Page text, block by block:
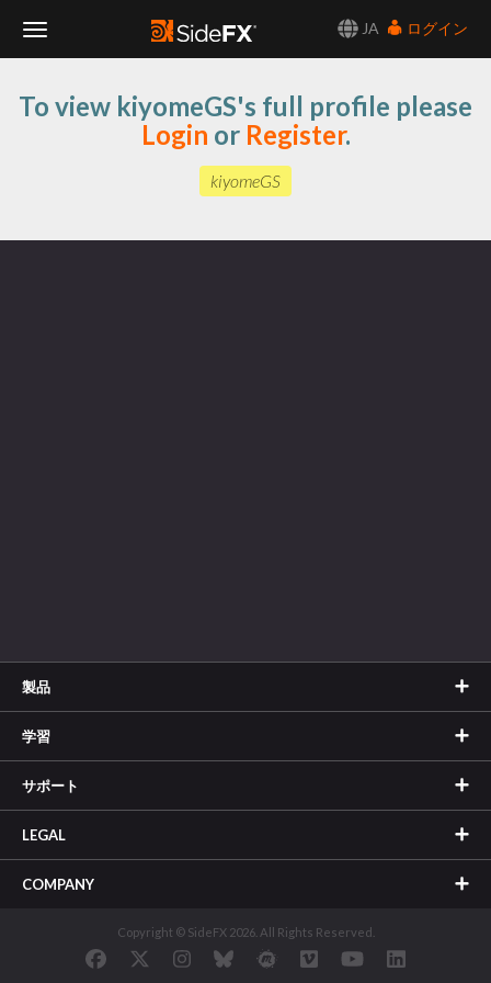
JA
ログイン
Navigation
To view kiyomeGS's full profile please
Login or Register.
kiyomeGS
製品
学習
サポート
LEGAL
COMPANY
Copyright © SideFX 2026. All Rights Reserved.